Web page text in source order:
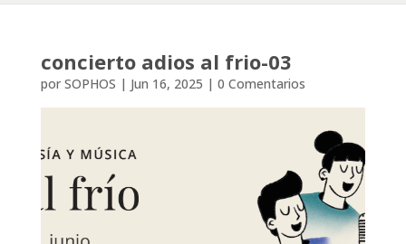
concierto adios al frio-03
por SOPHOS | Jun 16, 2025 | 0 Comentarios